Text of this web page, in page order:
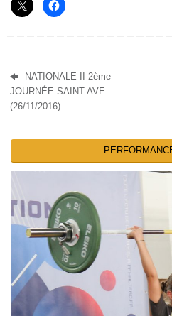
NATIONALE II 2ème
JOURNÉE SAINT AVE
(26/11/2016)